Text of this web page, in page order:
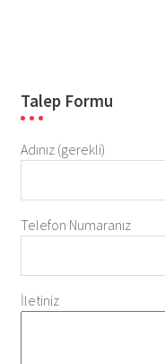
Talep Formu
Adınız (gerekli)
Telefon Numaranız
İletiniz